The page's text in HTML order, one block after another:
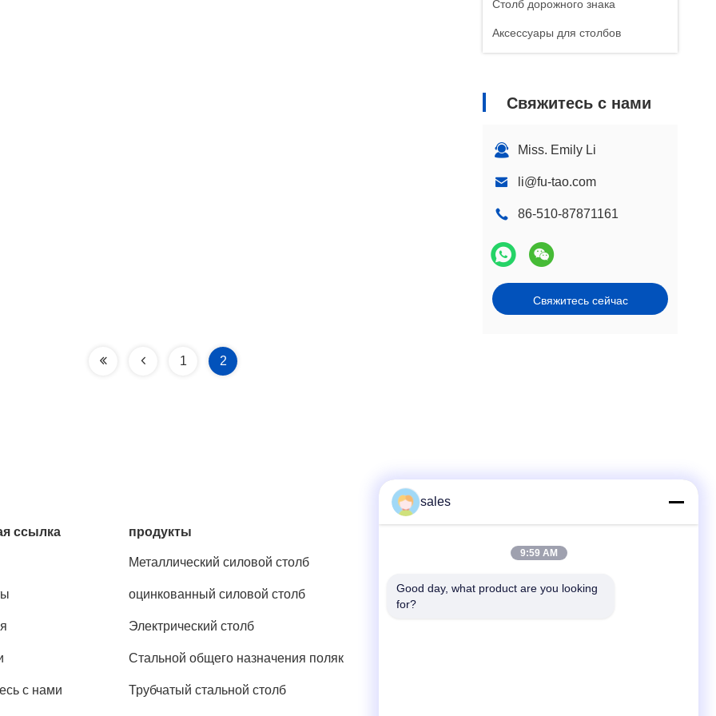
Столб дорожного знака
Аксессуары для столбов
Свяжитесь с нами
Miss. Emily Li
li@fu-tao.com
86-510-87871161
Свяжитесь сейчас
1 2
ссылка
с нами
продукты
Металлический силовой столб
оцинкованный силовой столб
Электрический столб
Стальной общего назначения поляк
Трубчатый стальной столб
86-510-87871161
sales
9:59 AM
Good day, what product are you looking
for?